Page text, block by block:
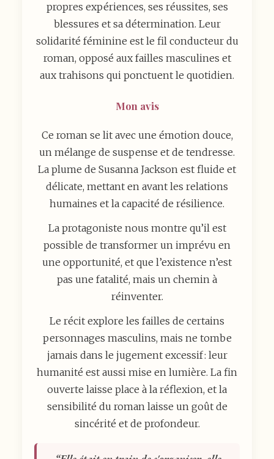
propres expériences, ses réussites, ses
blessures et sa détermination. Leur
solidarité féminine est le fil conducteur du
roman, opposé aux failles masculines et
aux trahisons qui ponctuent le quotidien.
Mon avis
Ce roman se lit avec une émotion douce,
un mélange de suspense et de tendresse.
La plume de Susanna Jackson est fluide et
délicate, mettant en avant les relations
humaines et la capacité de résilience.
La protagoniste nous montre qu’il est
possible de transformer un imprévu en
une opportunité, et que l’existence n’est
pas une fatalité, mais un chemin à
réinventer.
Le récit explore les failles de certains
personnages masculins, mais ne tombe
jamais dans le jugement excessif : leur
humanité est aussi mise en lumière. La fin
ouverte laisse place à la réflexion, et la
sensibilité du roman laisse un goût de
sincérité et de profondeur.